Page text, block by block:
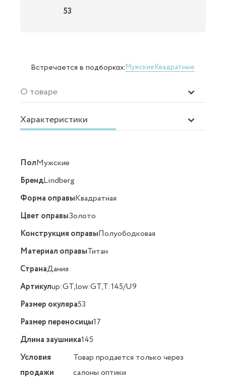
53
Встречается в подборках:МужскиеКвадратные
О товаре
Характеристики
ПолМужские
БрендLindberg
Форма оправыКвадратная
Цвет оправыЗолото
Конструкция оправыПолуободковая
Материал оправыТитан
СтранаДания
Артикулup:GT,low:GT,T:145/U9
Размер окуляра53
Размер переносицы17
Длина заушника145
Условия
продажи
Товар продается только через
салоны оптики